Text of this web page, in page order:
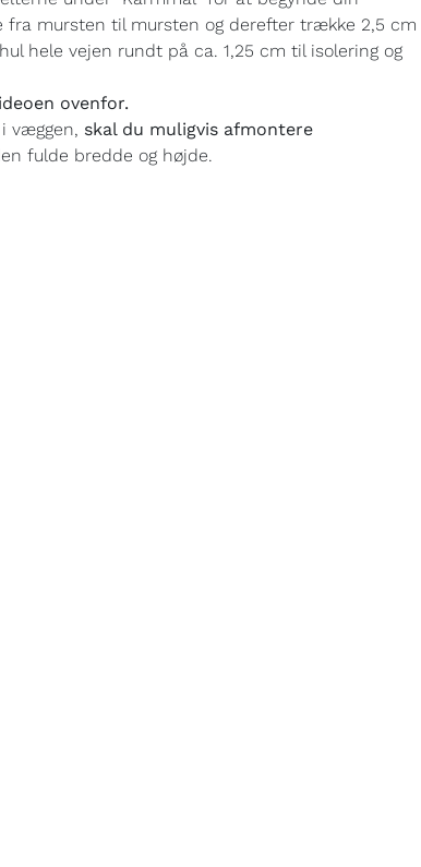
fra mursten til mursten og derefter trække 2,5 cm
hele vejen rundt på ca. 1,25 cm til isolering og
ovenfor.
væggen, skal du muligvis afmontere
fulde bredde og højde.